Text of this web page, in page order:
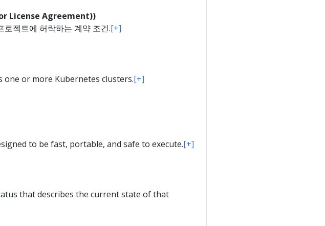
License Agreement))
젝트에 허락하는 계약 조건.[+]
or more Kubernetes clusters.[+]
to be fast, portable, and safe to execute.[+]
that describes the current state of that